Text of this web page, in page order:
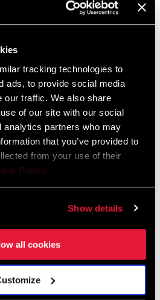
tracking technologies to
ads, to provide social media
our traffic. We also share
of our site with our social
analytics partners who may
that you’ve provided to
from your use of their
Policy.
Show details
all cookies
Steel
disponibles